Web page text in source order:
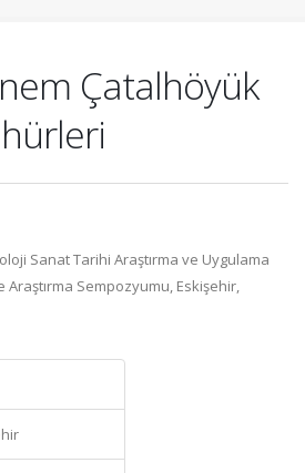
Çatalhöyük
Sanat Tarihi Araştırma ve Uygulama
Araştırma Sempozyumu, Eskişehir,